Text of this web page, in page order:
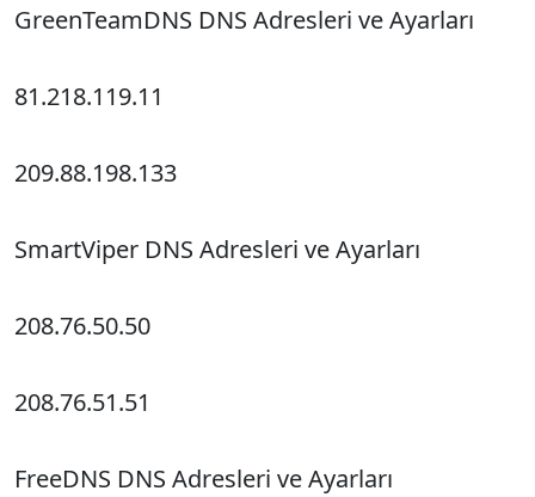
GreenTeamDNS DNS Adresleri ve Ayarları
81.218.119.11
209.88.198.133
SmartViper DNS Adresleri ve Ayarları
208.76.50.50
208.76.51.51
FreeDNS DNS Adresleri ve Ayarları